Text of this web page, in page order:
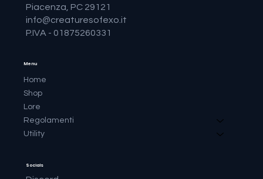
Piacenza, PC 29121
info@creaturesofexo.it
P.IVA - 01875260331
Menu
Home
Shop
Lore
Regolamenti
Utility
Socials